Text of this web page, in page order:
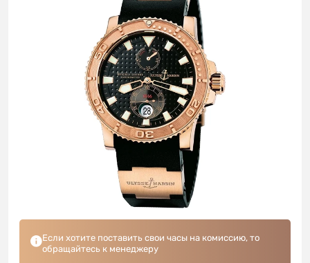
Если хотите поставить свои часы на комиссию, то
обращайтесь к менеджеру